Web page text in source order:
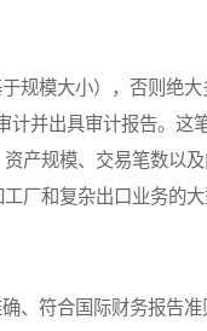
模大小），否则绝大
计并出具审计报告。
产规模、交易笔数以
厂和复杂出口业务的
符合国际财务报告准